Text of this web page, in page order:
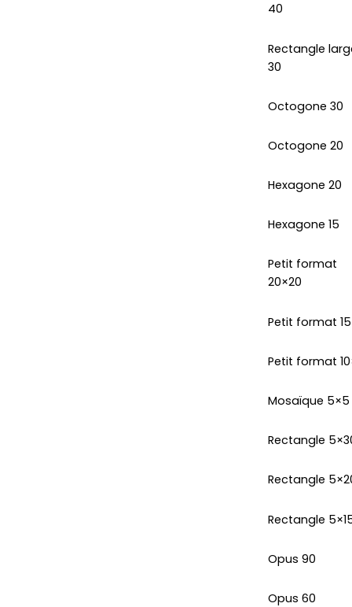
40
Rectangle
30
Octogone 30
Octogone 20
Hexagone 20
Hexagone 15
Petit format
20×20
Petit format
Petit format
Mosaïque 5×5
Rectangle
Rectangle
Rectangle
Opus 90
Opus 60